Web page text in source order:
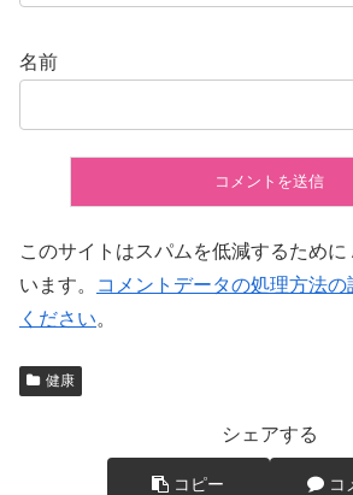
名前
このサイトはスパムを低減するために
います。
コメントデータの処理方法
ください。
健康
シェアする
コピー コ